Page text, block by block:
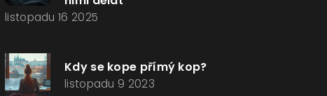
listopadu 16 2025
Kdy se kope přímý kop?
listopadu 9 2023